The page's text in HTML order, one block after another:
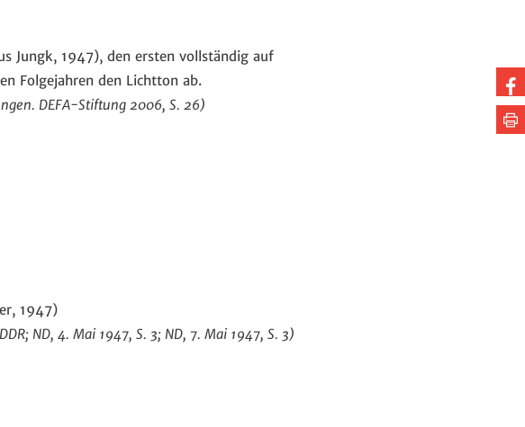
Jungk, 1947), den ersten vollständig auf
Folgejahren den Lichtton ab.
DEFA-Stiftung 2006, S. 26)
1947)
ND, 4. Mai 1947, S. 3; ND, 7. Mai 1947, S. 3)